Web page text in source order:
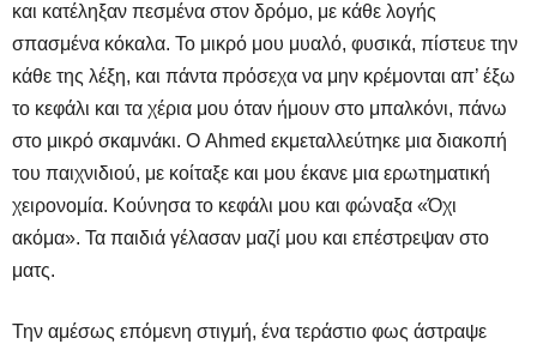
και κατέληξαν πεσμένα στον δρόμο, με κάθε λογής
σπασμένα κόκαλα. Το μικρό μου μυαλό, φυσικά, πίστευε την
κάθε της λέξη, και πάντα πρόσεχα να μην κρέμονται απ’ έξω
το κεφάλι και τα χέρια μου όταν ήμουν στο μπαλκόνι, πάνω
στο μικρό σκαμνάκι. O Αhmed εκμεταλλεύτηκε μια διακοπή
του παιχνιδιού, με κοίταξε και μου έκανε μια ερωτηματική
χειρονομία. Κούνησα το κεφάλι μου και φώναξα «Όχι
ακόμα». Τα παιδιά γέλασαν μαζί μου και επέστρεψαν στο
ματς.
Την αμέσως επόμενη στιγμή, ένα τεράστιο φως άστραψε